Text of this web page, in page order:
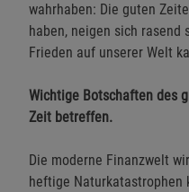
wahrhaben: Die guten
haben, neigen sich rasend
Frieden auf unserer Welt
Wichtige Botschaften des
Zeit betreffen.
Die moderne Finanzwelt
heftige Naturkatastrophen